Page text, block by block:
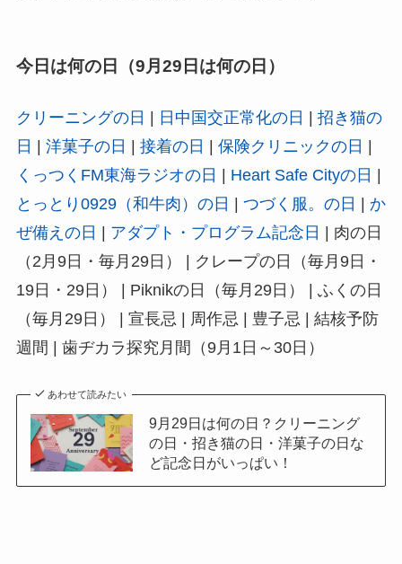
今日は何の日（9月29日は何の日）
クリーニングの日 | 日中国交正常化の日 | 招き猫の
日 | 洋菓子の日 | 接着の日 | 保険クリニックの日 |
くっつくFM東海ラジオの日 | Heart Safe Cityの日 |
とっとり0929（和牛肉）の日 | つづく服。の日 | か
ぜ備えの日 | アダプト・プログラム記念日 | 肉の日
（2月9日・毎月29日） | クレープの日（毎月9日・
19日・29日） | Piknikの日（毎月29日） | ふくの日
（毎月29日） | 宣長忌 | 周作忌 | 豊子忌 | 結核予防
週間 | 歯ヂカラ探究月間（9月1日～30日）
あわせて読みたい
9月29日は何の日？クリーニング
の日・招き猫の日・洋菓子の日な
ど記念日がいっぱい！